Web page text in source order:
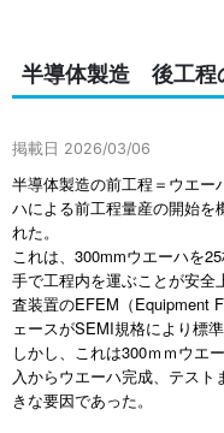
半導体製造 後工程
掲載日 2026/03/06
半導体製造の前工程＝ウエー
ハによる前工程量産の開始を
れた。
これは、300mmウエーハを
手で工程内を運ぶことが安全
査装置のEFEM（Equipment
ェースがSEMI規格により標
しかし、これは300ｍｍウエ
入からウエーハ完成、テス
きな要因であった。